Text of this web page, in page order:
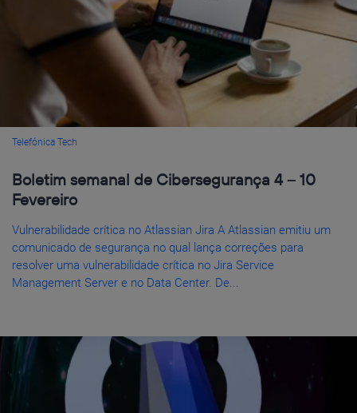
Telefónica Tech
Boletim semanal de Cibersegurança 4 – 10
Fevereiro
Vulnerabilidade crítica no Atlassian Jira A Atlassian emitiu um
comunicado de segurança no qual lança correções para
resolver uma vulnerabilidade crítica no Jira Service
Management Server e no Data Center. De...